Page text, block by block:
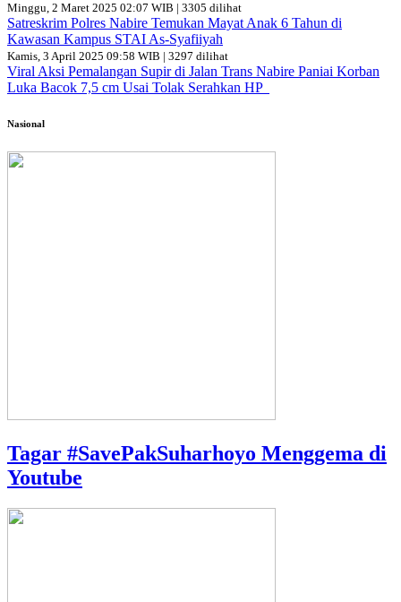
Minggu, 2 Maret 2025 02:07 WIB | 3305 dilihat
Satreskrim Polres Nabire Temukan Mayat Anak 6 Tahun di
Kawasan Kampus STAI As-Syafiiyah
Kamis, 3 April 2025 09:58 WIB | 3297 dilihat
Viral Aksi Pemalangan Supir di Jalan Trans Nabire Paniai Korban
Luka Bacok 7,5 cm Usai Tolak Serahkan HP
Nasional
Tagar #SavePakSuharhoyo Menggema di
Youtube